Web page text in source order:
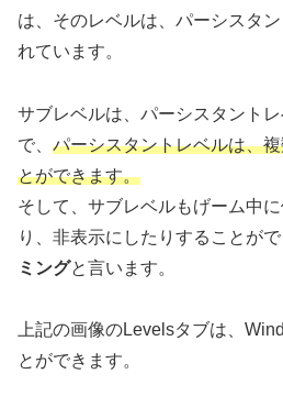
は、そのレベルは、パーシスタ
れています。
サブレベルは、パーシスタント
で、 パーシスタントレベルは、
とができます。
そして、サブレベルもげーム中
り、非表示にしたりすることが
ミングと言います。
上記の画像のLevelsタブは、
とができます。